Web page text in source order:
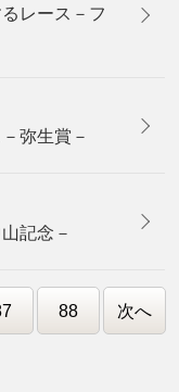
レース－フ
弥生賞－
記念－
88 次へ